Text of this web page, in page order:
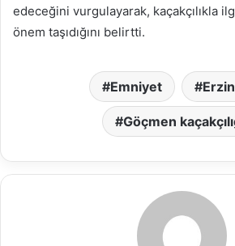
edeceğini vurgulayarak, kaçakçılıkla
önem taşıdığını belirtti.
Emniyet
Göçmen